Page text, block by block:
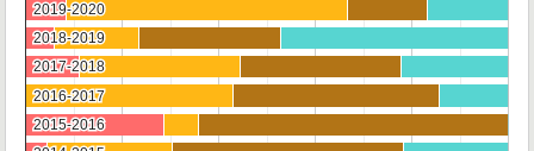
2019-2020
2019-2020
2018-2019
2018-2019
2017-2018
2017-2018
2016-2017
2016-2017
2015-2016
2015-2016